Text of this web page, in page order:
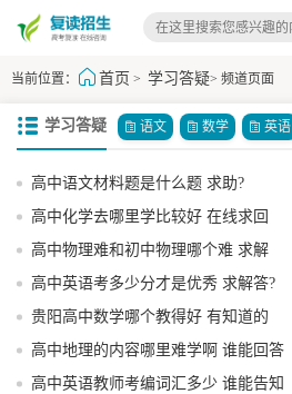
当前位置： 首页 > 学习答疑> 频道页面
学习答疑 语文 数学 英语
高中语文材料题是什么题 求助?
高中化学去哪里学比较好 在线求回
答?
高中物理难和初中物理哪个难 求解
答?
高中英语考多少分才是优秀 求解答?
贵阳高中数学哪个教得好 有知道的
吗?
高中地理的内容哪里难学啊 谁能回答
下?
高中英语教师考编词汇多少 谁能告知